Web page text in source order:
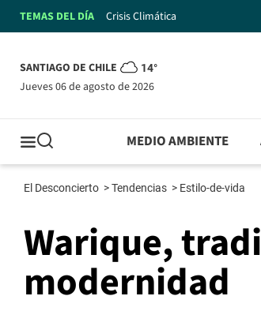
TEMAS DEL DÍA Crisis Climática
SANTIAGO DE CHILE 14°
jueves 06 de agosto de 2026
MEDIO AMBIENTE
El Desconcierto >Tendencias > Estilo-de-vida
Warique,
modernidad